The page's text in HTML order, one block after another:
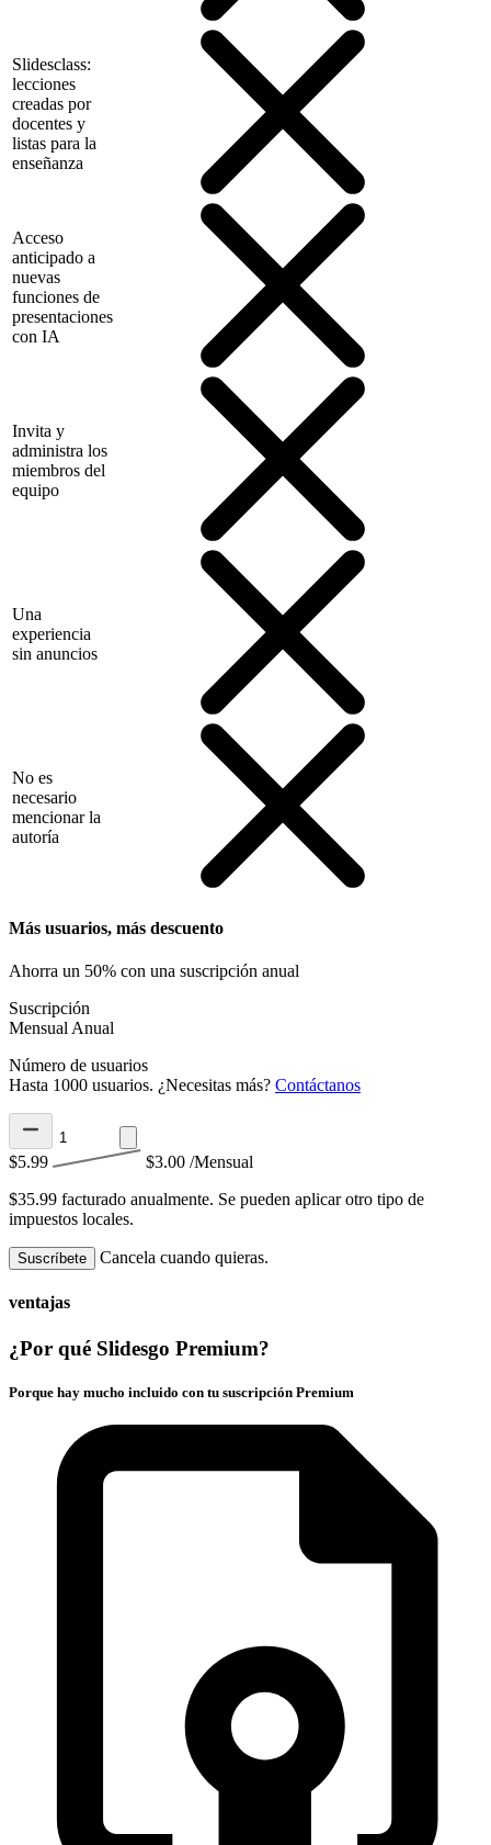
Slidesclass:
lecciones
creadas por
docentes y
listas para la
enseñanza
Acceso
anticipado a
nuevas
funciones de
presentaciones
con IA
Invita y
administra los
miembros del
equipo
Una
experiencia
sin anuncios
No es
necesario
mencionar la
autoría
Más usuarios, más descuento
Ahorra un 50% con una suscripción anual
Suscripción
Mensual Anual
Número de usuarios
Hasta 1000 usuarios. ¿Necesitas más? Contáctanos
$5.99 $3.00 /Mensual
$35.99 facturado anualmente. Se pueden aplicar otro tipo de
impuestos locales.
Suscríbete Cancela cuando quieras.
ventajas
¿Por qué Slidesgo Premium?
Porque hay mucho incluido con tu suscripción Premium